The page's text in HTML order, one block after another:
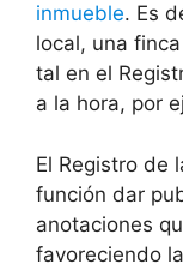
inmueble. Es
local, una
tal en el
a la hora, por
El Registro de
función dar
anotaciones
favoreciendo